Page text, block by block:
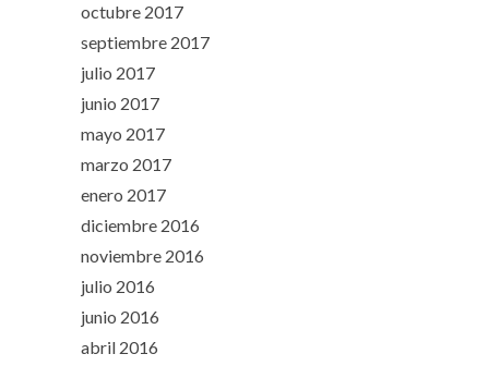
octubre 2017
septiembre 2017
julio 2017
junio 2017
mayo 2017
marzo 2017
enero 2017
diciembre 2016
noviembre 2016
julio 2016
junio 2016
abril 2016